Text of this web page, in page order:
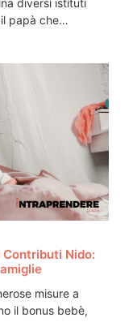
papà che…
Contributi Nido:
misure a
il bonus bebè,